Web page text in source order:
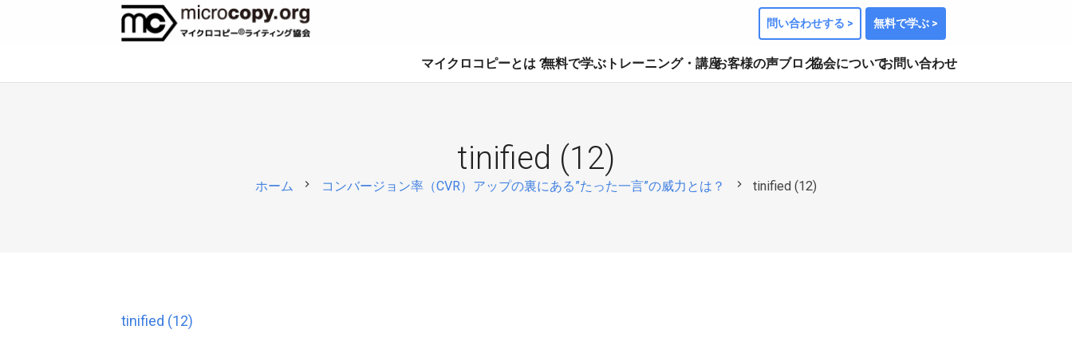
問い合わせする > 無料で学ぶ >
マイクロコピーとは？無料で学ぶ トレーニング・講座お客様の声ブログ協会についてお問い合わせ
tinified (12)
ホーム chevron_right コンバージョン率（CVR）アップの裏にある”たった一言”の威力とは？ chevron_right tinified (12)
tinified (12)